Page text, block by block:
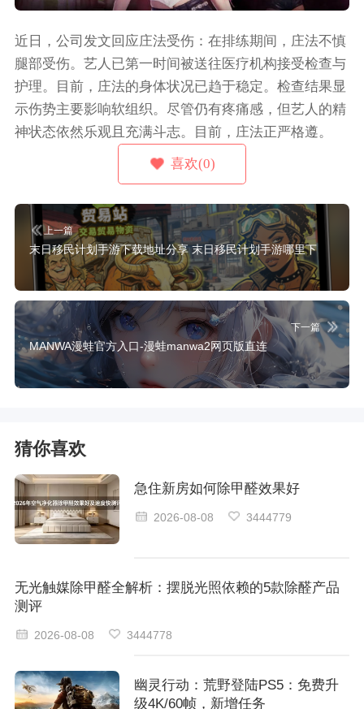
近日，公司发文回应庄法受伤：在排练期间，庄法不慎
腿部受伤。艺人已第一时间被送往医疗机构接受检查与
护理。目前，庄法的身体状况已趋于稳定。检查结果显
示伤势主要影响软组织。尽管仍有疼痛感，但艺人的精
神状态依然乐观且充满斗志。目前，庄法正严格遵。
喜欢(0)
上一篇
末日移民计划手游下载地址分享 末日移民计划手游哪里下
下一篇
MANWA漫蛙官方入口-漫蛙manwa2网页版直连
猜你喜欢
急住新房如何除甲醛效果好
2026-08-08 3444779
无光触媒除甲醛全解析：摆脱光照依赖的5款除醛产品
测评
2026-08-08 3444778
幽灵行动：荒野登陆PS5：免费升
级4K/60帧，新增任务